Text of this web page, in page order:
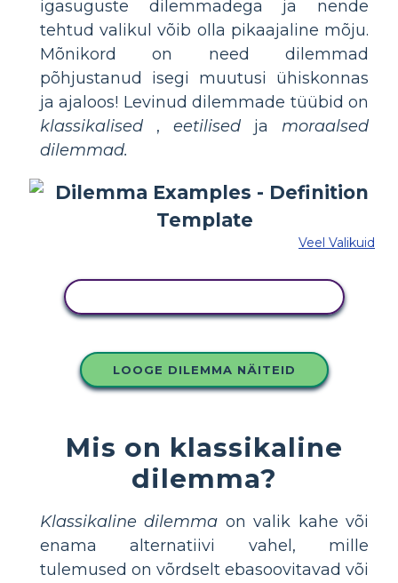
igasuguste dilemmadega ja nende
tehtud valikul võib olla pikaajaline mõju.
Mõnikord on need dilemmad
põhjustanud isegi muutusi ühiskonnas
ja ajaloos! Levinud dilemmade tüübid on
klassikalised , eetilised ja moraalsed
dilemmad.
Veel Valikuid
LOOGE DILEMMA NÄITEID
Mis on klassikaline
dilemma?
Klassikaline dilemma on valik kahe või
enama alternatiivi vahel, mille
tulemused on võrdselt ebasoovitavad või